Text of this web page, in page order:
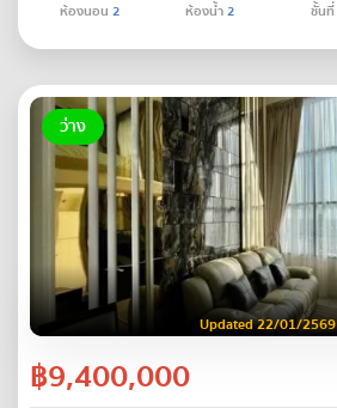
ห้องนอน 2 ห้องน้ำ2 ชั้นที่
ว่าง
Updated 22/01/2569
฿9,400,000